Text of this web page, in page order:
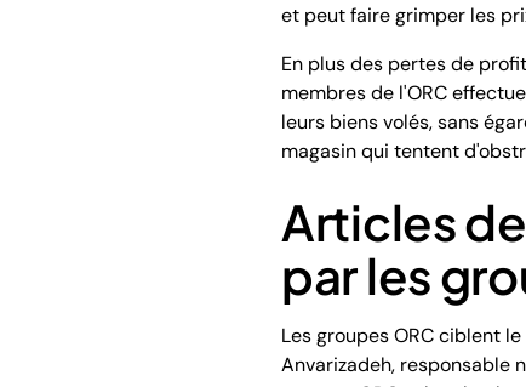
et peut faire grimper les
En plus des pertes de
membres de l'ORC
leurs biens volés, sans
magasin qui tentent
Articles
par les
Les groupes ORC ciblent
Anvarizadeh, responsable